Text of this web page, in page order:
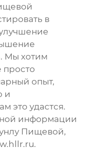
в
Мы хотим
просто
опыт,
и
это удастся.
информации
Пищевой,
.